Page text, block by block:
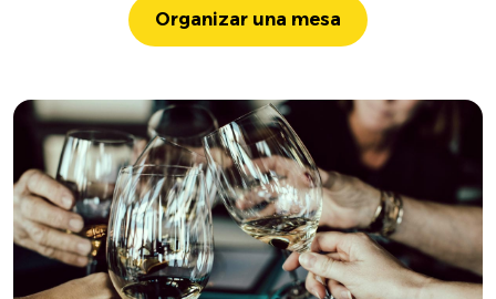
Organizar una mesa